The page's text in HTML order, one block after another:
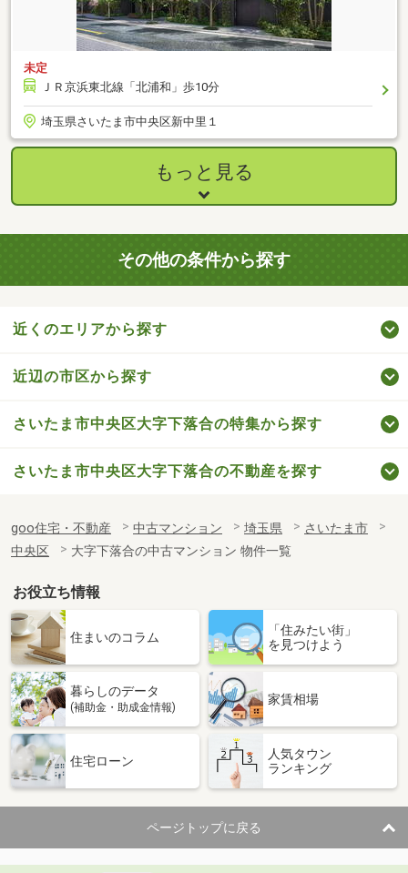
未定
ＪＲ京浜東北線「北浦和」歩10分
埼玉県さいたま市中央区新中里１
もっと見る
その他の条件から探す
近くのエリアから探す
近辺の市区から探す
さいたま市中央区大字下落合の特集から探す
さいたま市中央区大字下落合の不動産を探す
goo住宅・不動産 中古マンション 埼玉県
さいたま市
中央区
大字下落合の中古マンション 物件一覧
お役立ち情報
住まいのコラム
「住みたい街」
を見つけよう
暮らしのデータ
(補助金・助成金情報)
家賃相場
住宅ローン
人気タウン
ランキング
ページトップに戻る